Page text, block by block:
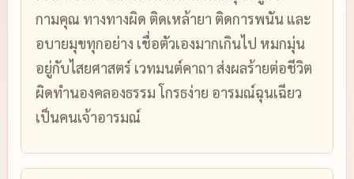
กามคุณ ทางทางผิด ติดเหล้ายา ติดการพนัน และ
อบายมุขทุกอย่าง เชื่อตัวเองมากเกินไป หมกมุ่น
อยู่กับไสยศาสตร์ เวทมนต์คาถา ส่งผลร้ายต่อชีวิต
ผิดทำนองคลองธรรม โกรธง่าย อารมณ์ฉุนเฉียว
เป็นคนเจ้าอารมณ์